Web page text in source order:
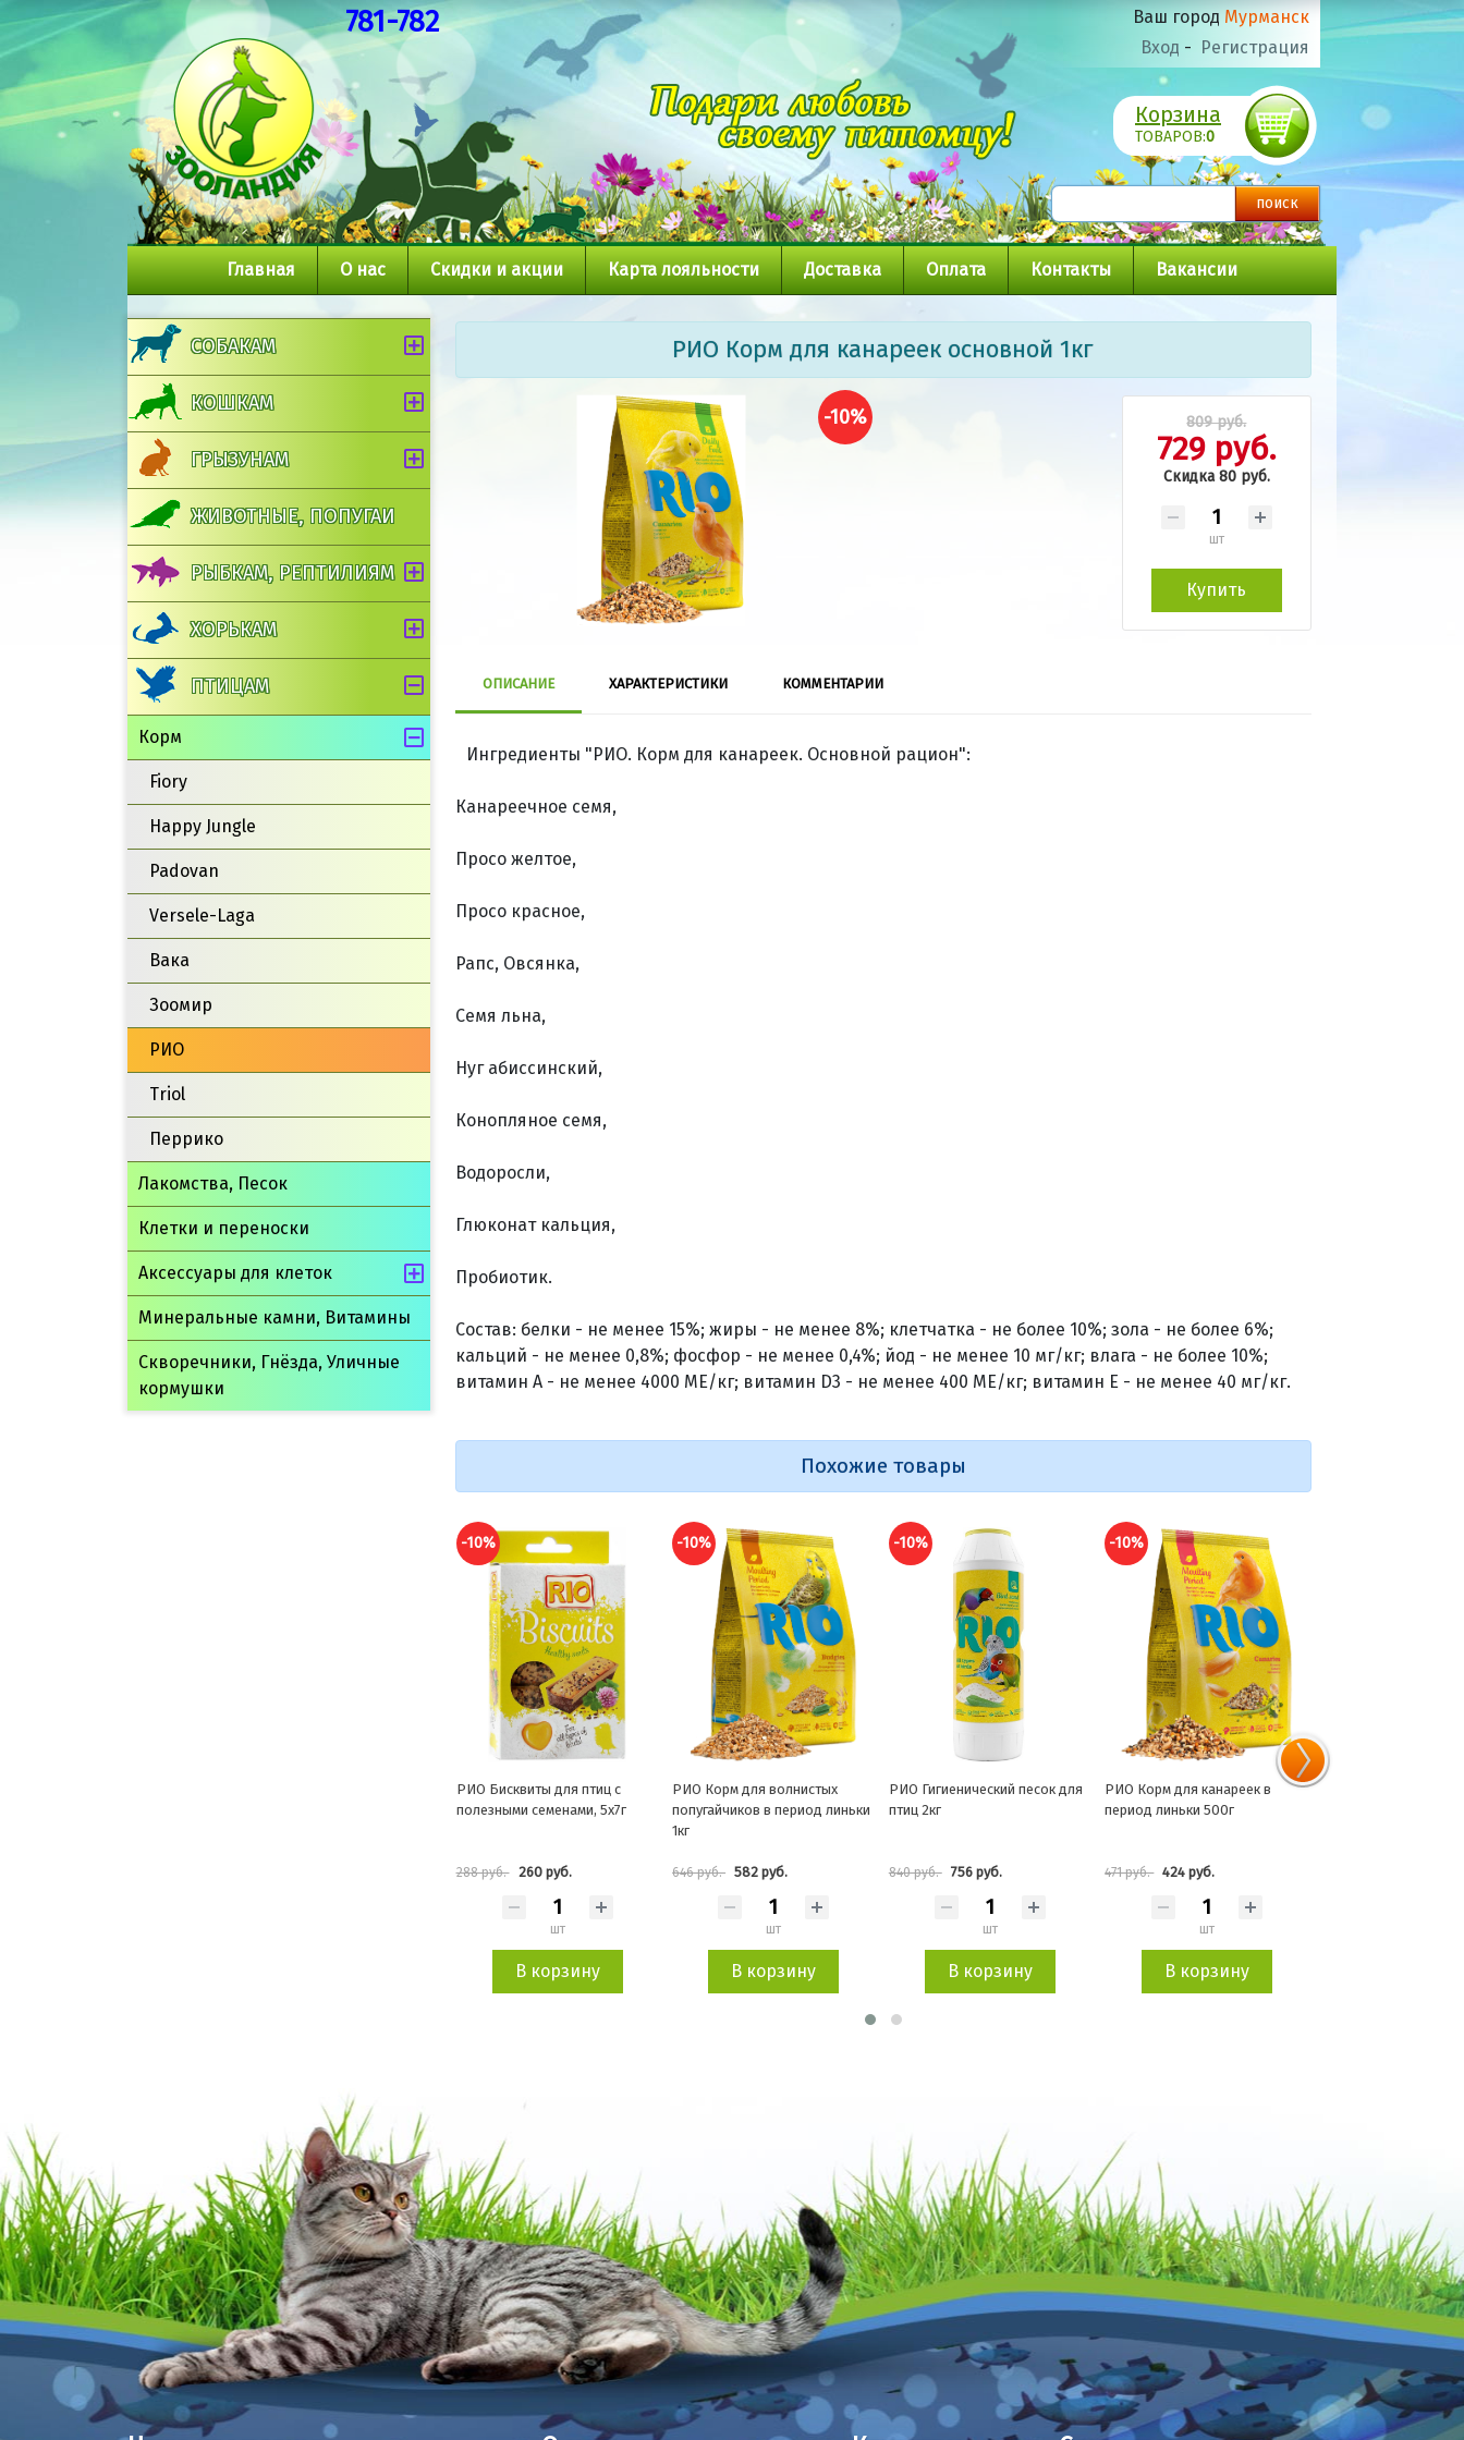
781-782 Ваш город Мурманск
Вход - Регистрация
Корзина
ТОВАРОВ:0
Главная О нас Скидки и акции Карта лояльности Доставка Оплата Контакты Вакансии
СОБАКАМ
КОШКАМ
ГРЫЗУНАМ
ЖИВОТНЫЕ, ПОПУГАИ
РЫБКАМ, РЕПТИЛИЯМ
ХОРЬКАМ
ПТИЦАМ
Корм
Fiory
Happy Jungle
Padovan
Versele-Laga
Вака
Зоомир
РИО
Triol
Перрико
Лакомства, Песок
Клетки и переноски
Аксессуары для клеток
Минеральные камни, Витамины
Скворечники, Гнёзда, Уличные
кормушки
РИО Корм для канареек основной 1кг
-10% 809 руб.
729 руб.
Скидка 80 руб.
шт
Купить
ОПИСАНИЕ ХАРАКТЕРИСТИКИ КОММЕНТАРИИ
Ингредиенты "РИО. Корм для канареек. Основной рацион":
Канареечное семя,
Просо желтое,
Просо красное,
Рапс, Овсянка,
Семя льна,
Нуг абиссинский,
Конопляное семя,
Водоросли,
Глюконат кальция,
Пробиотик.
Состав: белки - не менее 15%; жиры - не менее 8%; клетчатка - не более 10%; зола - не более 6%;
кальций - не менее 0,8%; фосфор - не менее 0,4%; йод - не менее 10 мг/кг; влага - не более 10%;
витамин А - не менее 4000 МЕ/кг; витамин D3 - не менее 400 МЕ/кг; витамин Е - не менее 40 мг/кг.
Похожие товары
-10%
РИО Корм для волнистых
попугайчиков в период линьки
646 руб. 582 руб.
шт
В корзину
-10%
РИО Гигиенический песок для
птиц 2кг
840 руб. 756 руб.
шт
В корзину
-10%
РИО Корм для канареек в
период линьки 500г
471 руб. 424 руб.
шт
В корзину
-10%
РИО Палочки д/попугаев с
Фруктами и ягодами 2шт*90г
483 руб. 435 руб.
шт
В корзину